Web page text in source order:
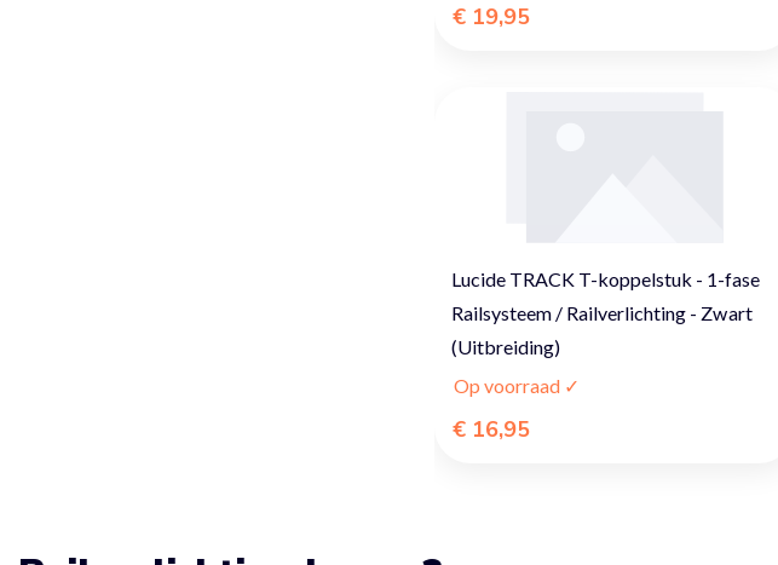
€ 19,95
Lucide TRACK T-koppelstuk - 1-fase
Railsysteem / Railverlichting - Zwart
(Uitbreiding)
Op voorraad ✓
€ 16,95